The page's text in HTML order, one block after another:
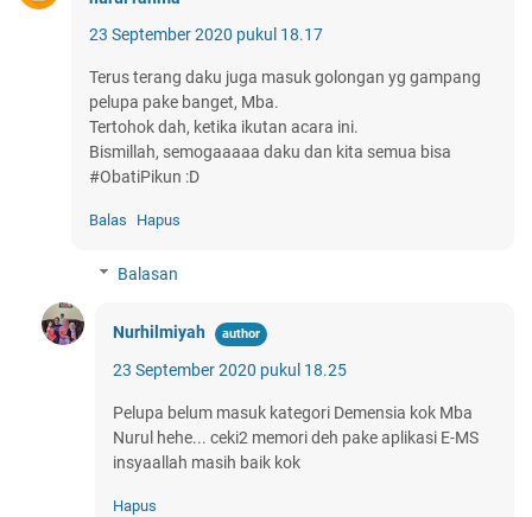
23 September 2020 pukul 18.17
Terus terang daku juga masuk golongan yg gampang
pelupa pake banget, Mba.
Tertohok dah, ketika ikutan acara ini.
Bismillah, semogaaaaa daku dan kita semua bisa
#ObatiPikun :D
Balas Hapus
Balasan
Nurhilmiyah
23 September 2020 pukul 18.25
Pelupa belum masuk kategori Demensia kok Mba
Nurul hehe... ceki2 memori deh pake aplikasi E-MS
insyaallah masih baik kok
Hapus